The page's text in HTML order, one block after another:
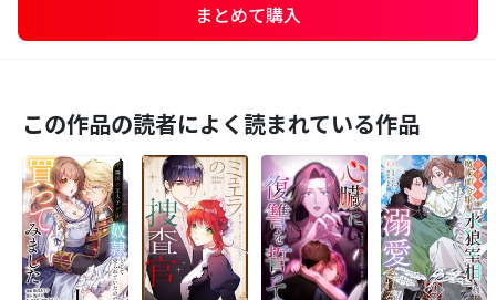
まとめて購入
この作品の読者によく読まれている作品